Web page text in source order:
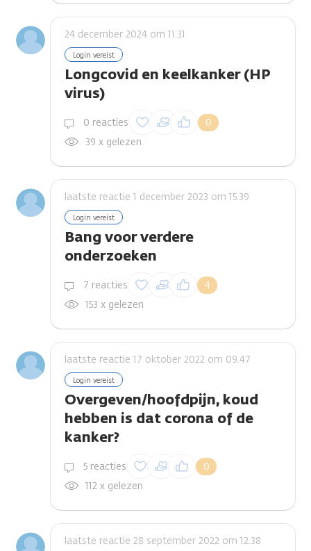
24 december 2024 om 11.31
Login vereist
Longcovid en keelkanker (HP
virus)
0 reacties 0
Inloggen om een
reactie te plaatsen
39 x gelezen
laatste reactie 1 december 2023 om 15.39
Login vereist
Bang voor verdere
onderzoeken
7 reacties 4
Inloggen om een
reactie te plaatsen
153 x gelezen
laatste reactie 17 oktober 2022 om 09.47
Login vereist
Overgeven/hoofdpijn, koud
hebben is dat corona of de
kanker?
5 reacties 0
Inloggen om een
reactie te plaatsen
112 x gelezen
laatste reactie 28 september 2022 om 12.38